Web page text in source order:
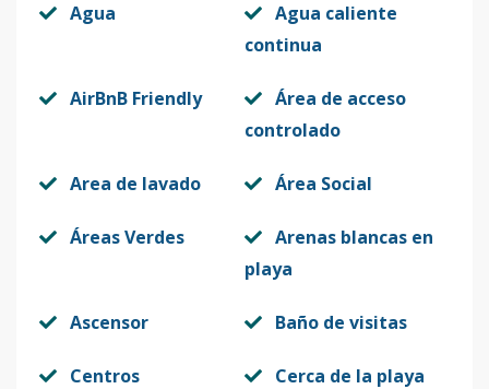
Agua
Agua caliente
continua
AirBnB Friendly
Área de acceso
controlado
Area de lavado Área Social
Áreas Verdes
Arenas blancas en
playa
Ascensor Baño de visitas
Centros
Cerca de la playa